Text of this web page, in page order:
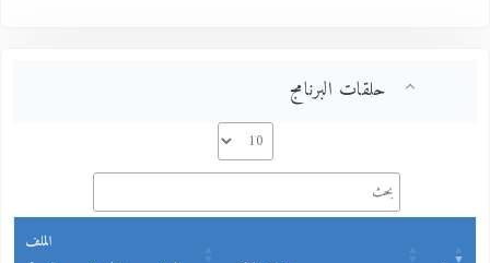
حلقات البرنامج
الملف